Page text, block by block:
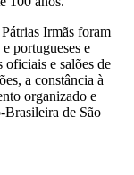
Irmãs foram
portugueses e
oficiais e salões de
a constância à
organizado e
Brasileira de São